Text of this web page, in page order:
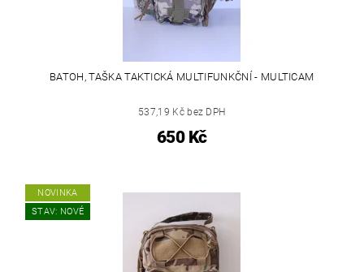
BATOH, TAŠKA TAKTICKÁ MULTIFUNKČNÍ - MULTICAM
537,19 Kč bez DPH
650 Kč
NOVINKA
STAV: NOVÉ